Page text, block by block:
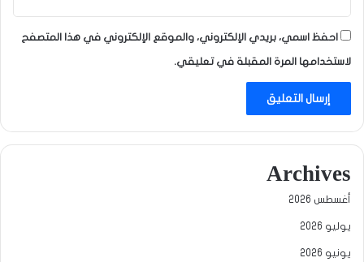
احفظ اسمي، بريدي الإلكتروني، والموقع الإلكتروني في هذا المتصفح
لاستخدامها المرة المقبلة في تعليقي.
Archives
أغسطس 2026
يوليو 2026
يونيو 2026